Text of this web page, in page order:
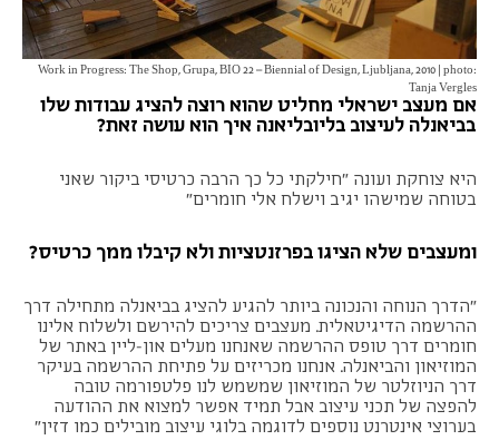
Work in Progress: The Shop, Grupa, BIO 22 – Biennial of Design, Ljubljana, 2010 | photo:
Tanja Vergles
אם מעצב ישראלי מחליט שהוא רוצה להציג עבודות שלו
בביאנלה לעיצוב בליובליאנה איך הוא עושה זאת?
היא צוחקת ועונה "חילקתי כל כך הרבה כרטיסי ביקור שאני
בטוחה שמישהו יגיב וישלח אלי חומרים"
ומעצבים שלא הציגו בפרזנטציות ולא קיבלו ממך כרטיס?
"הדרך הנוחה והנכונה ביותר להגיע להציג בביאנלה מתחילה דרך
ההרשמה הדיגיטאלית. מעצבים צריכים להירשם ולשלוח אלינו
חומרים דרך טופס ההרשמה שאנחנו מעלים און-ליין באתר של
המוזיאון והביאנלה. אנחנו מכריזים על פתיחת ההרשמה בעיקר
דרך הניוזלטר של המוזיאון שמשמש לנו פלטפורמה טובה
להפצה של תכני עיצוב אבל תמיד אפשר למצוא את ההודעה
בערוצי אינטרנט נוספים לדוגמה בלוגי עיצוב מובילים כמו דזין"